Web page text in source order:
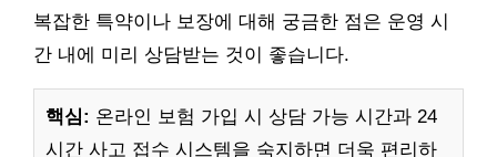
복잡한 특약이나 보장에 대해 궁금한 점은 운영 시
간 내에 미리 상담받는 것이 좋습니다.
핵심: 온라인 보험 가입 시 상담 가능 시간과 24
시간 사고 접수 시스템을 숙지하면 더욱 편리하